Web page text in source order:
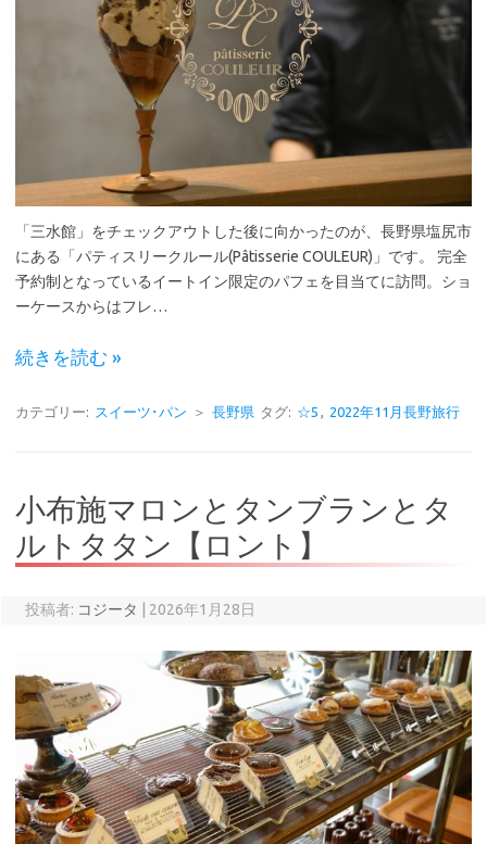
「三水館」をチェックアウトした後に向かったのが、長野県塩尻市
にある「パティスリークルール(Pâtisserie COULEUR)」です。 完全
予約制となっているイートイン限定のパフェを目当てに訪問。ショ
ーケースからはフレ…
続きを読む »
カテゴリー: スイーツ･パン ＞ 長野県 タグ: ☆5 , 2022年11月長野旅行
小布施マロンとタンブランとタ
ルトタタン【ロント】
投稿者: コジータ 2026年1月28日